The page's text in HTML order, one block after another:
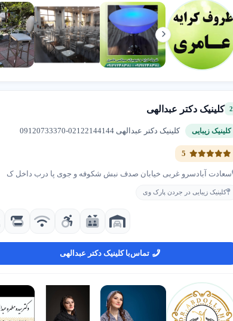
2 کلینیک دکتر عبدالهی
کلینیک زیبایی کلینیک دکتر عبدالهی 02122144144-09120733370
5
سعادت آبادسرو غربی خیابان صدف نبش شکوفه و جوی پا درب داخل ک
کلینیک زیبایی در جردن پارک وی
تماسبا کلینیک دکتر عبدالهی
کاهش تماس و مشتری واقعی نمایش
بی اعتمادی کاربران حضور در
نامشخص بودن نتیجه تبلیغ تمرکز بر
📞 مشاوره و ثبت آگهی در شهر اینترنتی
برای دریافت مشاوره و انتخاب پلن تبلیغاتی مناسب، با
☎ تلفن:
📱 واتساپ: 09306301063
نمایش داده می‌شود که آماده تماس و دریافت خدمات هستند. اگر به
همین امروز اقدام کنید.